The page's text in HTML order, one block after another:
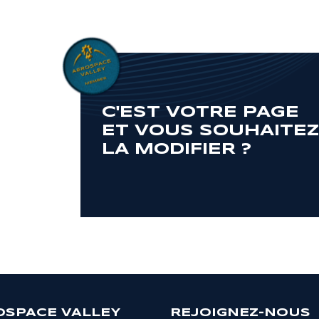
C'EST VOTRE PAGE
ET VOUS SOUHAITEZ
LA MODIFIER ?
VALLEY REJOIGNEZ-NOUS